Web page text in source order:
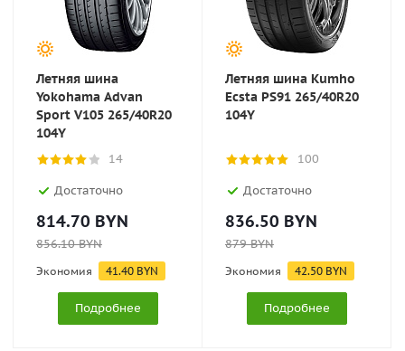
Летняя шина
Yokohama Advan
Sport V105 265/40R20
104Y
14
Достаточно
814.70 BYN
856.10BYN
Экономия 41.40 BYN
Подробнее
Летняя шина Kumho
Ecsta PS91 265/40R20
104Y
100
Достаточно
836.50 BYN
879BYN
Экономия 42.50 BYN
Подробнее